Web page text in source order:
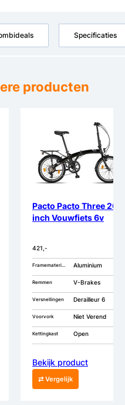
Specificaties
producten
Pacto Pacto Three 20
inch Vouwfiets 6v
421,-
Framemateriaal Aluminium
Remmen V-Brakes
Versnellingen Derailleur 6
Voorvork Niet Verend
Kettingkast Open
Bekijk product
⇄ Vergelijk